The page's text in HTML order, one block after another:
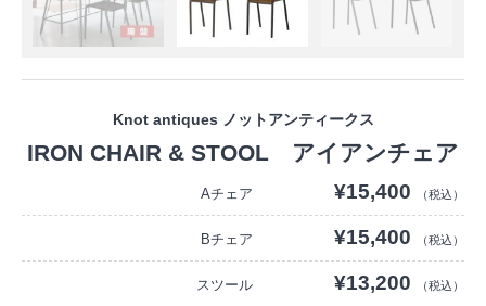
Knot antiques ノットアンティークス
IRON CHAIR & STOOL アイアンチェア
Aチェア ¥15,400 （税込）
Bチェア ¥15,400 （税込）
スツール ¥13,200 （税込）